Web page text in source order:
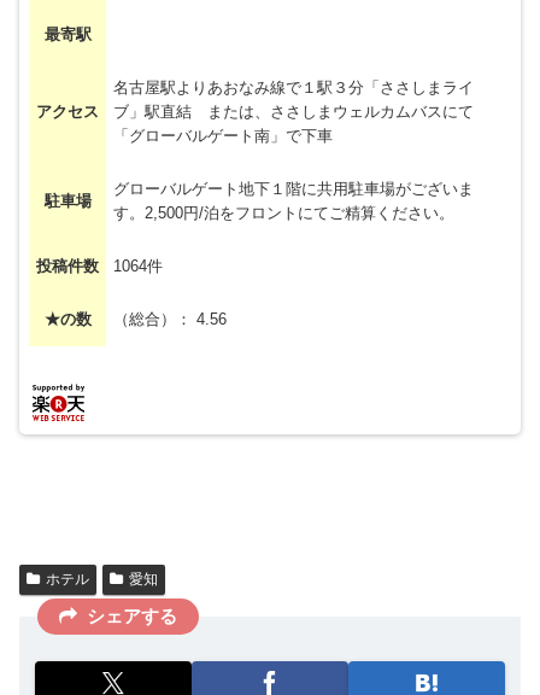
最寄駅
アクセス
名古屋駅よりあおなみ線で１駅３分「ささしまライ
ブ」駅直結 または、ささしまウェルカムバスにて
「グローバルゲート南」で下車
駐車場
グローバルゲート地下１階に共用駐車場がございま
す。2,500円/泊をフロントにてご精算ください。
投稿件数 1064件
★の数 （総合）： 4.56
ホテル 愛知
シェアする